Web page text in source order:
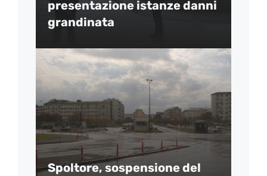
presentazione istanze danni
grandinata
Spoltore, sospensione del